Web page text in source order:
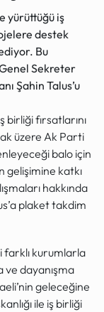
yürüttüğü iş
destek
Bu
Sekreter
Şahin Talus’u
fırsatlarını
üzere Ak Parti
balo için
gelişimine katkı
hakkında
plaket takdim
farklı kurumlarla
ve dayanışma
geleceğine
ile iş birliği